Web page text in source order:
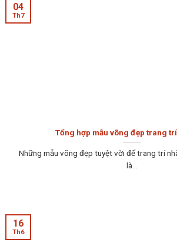
Tổng hợp mẫu võng đẹp trang
Những mẫu võng đẹp tuyệt vời để trang trí
là...
04
Th7
16
Th6